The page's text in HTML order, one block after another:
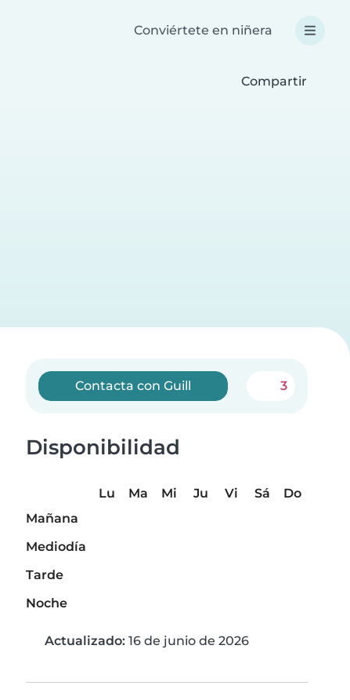
Conviértete en niñera
Compartir
Contacta con Guill 3
Disponibilidad
Lu Ma Mi Ju Vi Sá
Do
Mañana
Mediodía
Tarde
Noche
Actualizado: 16 de junio de 2026